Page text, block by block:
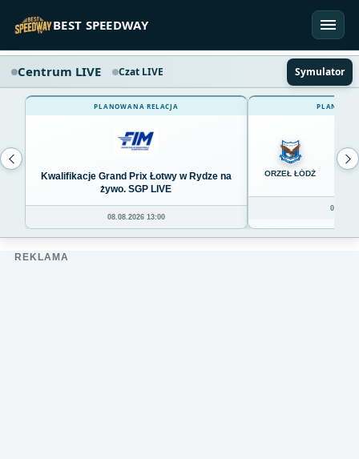
BEST SPEEDWAY
Centrum LIVE Czat LIVE Symulator
PLANOWANA RELACJA
Kwalifikacje Grand Prix Łotwy w Rydze na
żywo. SGP LIVE
08.08.2026 13:00
ORZEŁ ŁÓDŹ
0
REKLAMA